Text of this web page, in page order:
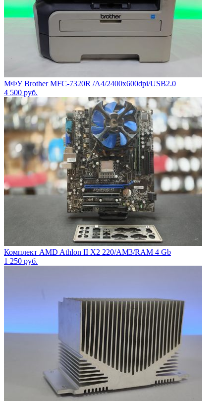
МФУ Brother MFC-7320R /A4/2400x600dpi/USB2.0
4 500 руб.
Комплект AMD Athlon II X2 220/AM3/RAM 4 Gb
1 250 руб.